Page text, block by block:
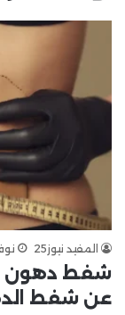
المفيد نيوز25
شفط دهون
عن شفط